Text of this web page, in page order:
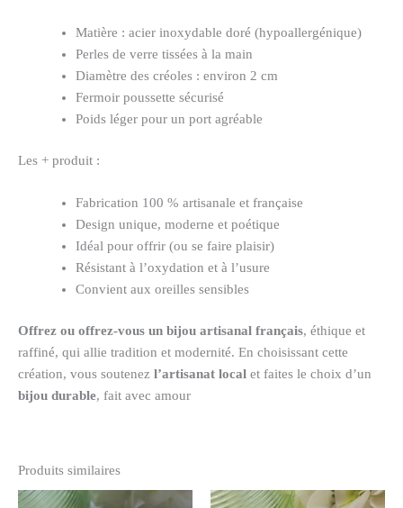
Matière : acier inoxydable doré (hypoallergénique)
Perles de verre tissées à la main
Diamètre des créoles : environ 2 cm
Fermoir poussette sécurisé
Poids léger pour un port agréable
Les + produit :
Fabrication 100 % artisanale et française
Design unique, moderne et poétique
Idéal pour offrir (ou se faire plaisir)
Résistant à l’oxydation et à l’usure
Convient aux oreilles sensibles
Offrez ou offrez-vous un bijou artisanal français, éthique et
raffiné, qui allie tradition et modernité. En choisissant cette
création, vous soutenez l’artisanat local et faites le choix d’un
bijou durable, fait avec amour
Produits similaires
Ce